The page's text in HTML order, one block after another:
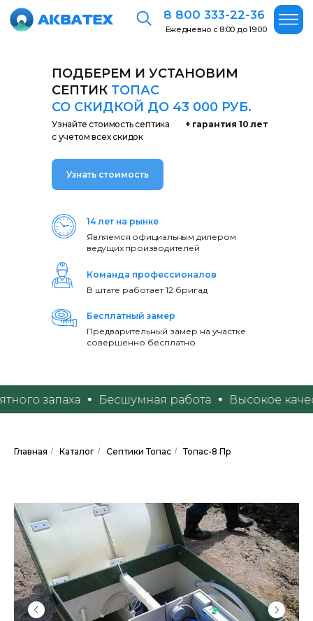
8 800 333-22-36
Ежедневно с 8:00 до 19:00
ПОДБЕРЕМ И УСТАНОВИМ
СЕПТИК ТОПАС
СО СКИДКОЙ ДО 43 000 РУБ.
+ гарантия 10 лет
14 лет на рынке
Узнайте стоимость септика
с учетом всех скидок
Команда профессионалов
Являемся официальным дилером
ведущих производителей
Бесплатный замер
Узнать стоимость
В штате работает 12 бригад
Предварительный замер на участке
совершенно бесплатно
запаха Бесшумная работа Высокое
Главная / Каталог / Септики Топас / Топас-8 Пр